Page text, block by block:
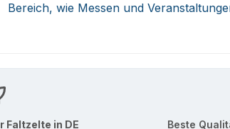
Bereich, wie Messen und
Faltzelte in DE Beste